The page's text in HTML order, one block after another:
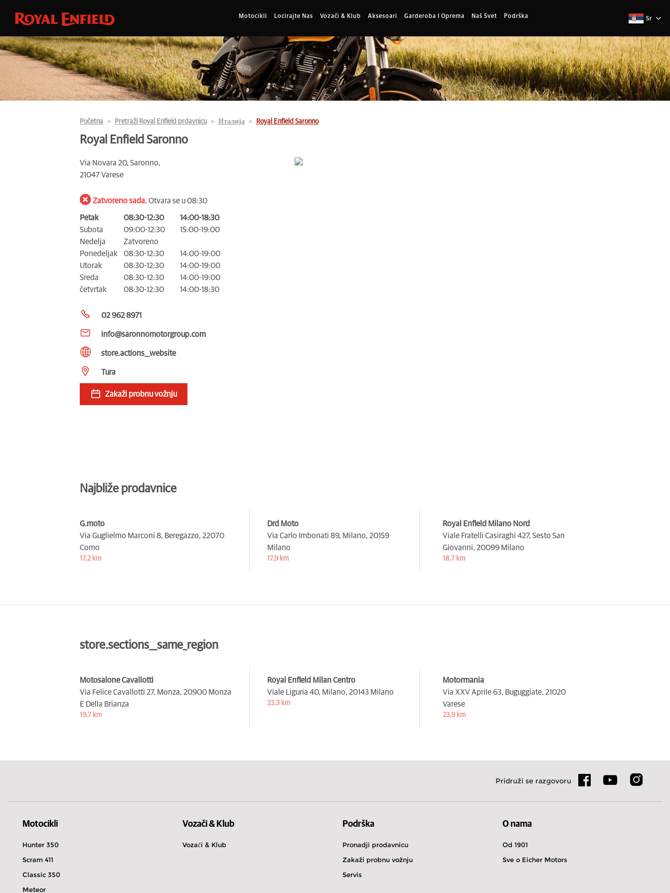
Motocikli Locirajte Nas Vozači & Klub Aksesoari Garderoba I Oprema Naš Svet Podrška Sr
Početna Pretraži Royal Enfield prdavnicu Италија Royal Enfield Saronno
Royal Enfield Saronno
Via Novara 20, Saronno,
21047 Varese
Zatvoreno sada.Otvara se u 08:30
Petak 08:30-12:30
14:00-18:30
Subota
09:00-12:30
15:00-19:00
Nedelja
Zatvoreno
Ponedeljak
08:30-12:30
14:00-19:00
Utorak
08:30-12:30
14:00-19:00
Sreda
08:30-12:30
14:00-19:00
četvrtak
08:30-12:30 14:00-18:30
02 962 8971
info@saronnomotorgroup.com
store.actions__website
Tura
Zakaži probnu vožnju
Najbliže prodavnice
G.moto
Via Guglielmo Marconi 8, Beregazzo, 22070
Como
17,2 km
Drd Moto
Via Carlo Imbonati 89, Milano, 20159
Milano
17,9 km
Royal Enfield Milano Nord
Viale Fratelli Casiraghi 427, Sesto San
Giovanni, 20099 Milano
18,7 km
store.sections__same_region
Motosalone Cavallotti
Via Felice Cavallotti 27, Monza, 20900 Monza
E Della Brianza
19,7 km
Royal Enfield Milan Centro
Viale Liguria 40, Milano, 20143 Milano
23,3 km
Motormania
Via XXV Aprile 63, Buguggiate, 21020
Varese
23,9 km
Pridruži se razgovoru
Motocikli
Hunter 350
Scram 411
Classic 350
Meteor
Vozači & Klub
Vozači & Klub
Podrška
Pronadji prodavnicu
Zakaži probnu vožnju
Servis
O nama
Od 1901
Sve o Eicher Motors